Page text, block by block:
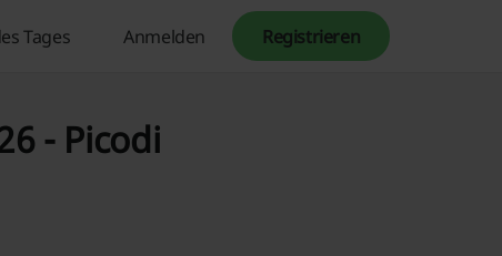
Tages Anmelden Registrieren
- Picodi